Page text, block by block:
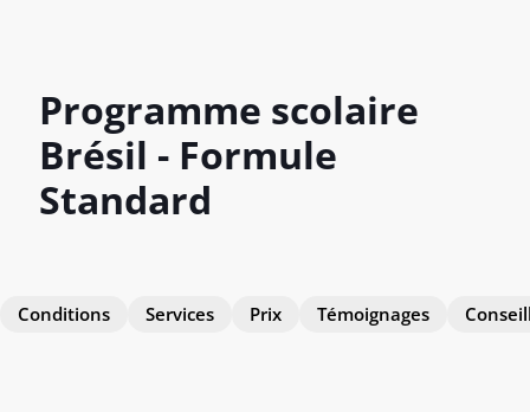
Programme scolaire
Brésil - Formule
Standard
Conditions Services Prix Témoignages